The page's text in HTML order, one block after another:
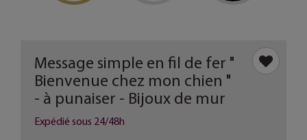
Message simple en fil de fer "
Bienvenue chez mon chien "
- à punaiser - Bijoux de mur
Expédié sous 24/48h